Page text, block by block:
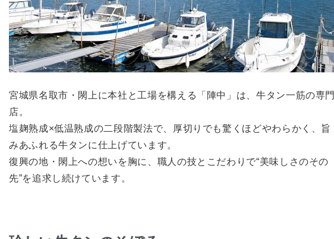
宮城県名取市・閖上に本社と工場を構える「陣中」は、牛タン一筋の専門
店。
塩麹熟成×低温熟成の二段階製法で、厚切りでも驚くほどやわらかく、旨
みあふれる牛タンに仕上げています。
復興の地・閖上への想いを胸に、職人の技とこだわりで“美味しさのその
先”を追求し続けています。